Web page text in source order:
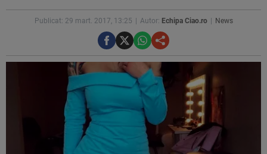
Publicat: 29 mart. 2017, 13:25 Autor: Echipa Ciao.ro News